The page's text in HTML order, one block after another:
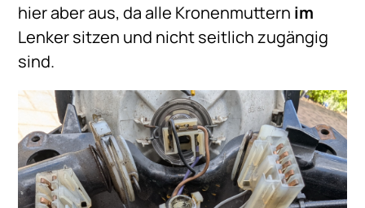
hier aber aus, da alle Kronenmuttern im
Lenker sitzen und nicht seitlich zugängig
sind.